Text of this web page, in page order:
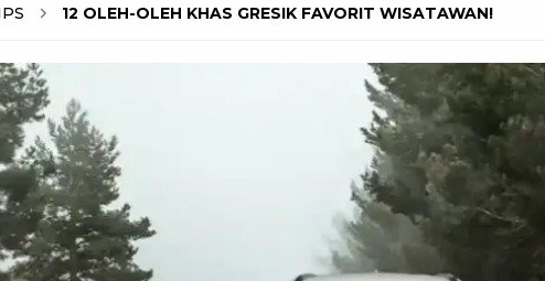
12 OLEH-OLEH KHAS GRESIK FAVORIT WISATAWAN!